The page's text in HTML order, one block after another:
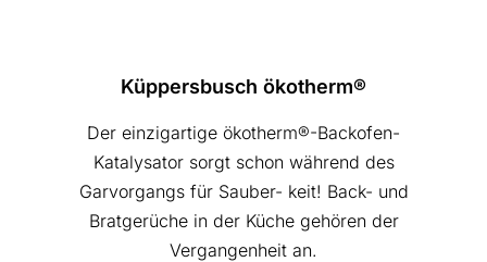
Küppersbusch ökotherm®
Der einzigartige ökotherm®-Backofen-
Katalysator sorgt schon während des
Garvorgangs für Sauber- keit! Back- und
Bratgerüche in der Küche gehören der
Vergangenheit an.